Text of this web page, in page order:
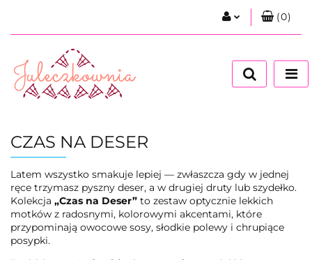
(0)
CZAS NA DESER
Latem wszystko smakuje lepiej — zwłaszcza gdy w jednej
ręce trzymasz pyszny deser, a w drugiej druty lub szydełko.
Kolekcja „Czas na Deser” to zestaw optycznie lekkich
motków z radosnymi, kolorowymi akcentami, które
przypominają owocowe sosy, słodkie polewy i chrupiące
posypki.